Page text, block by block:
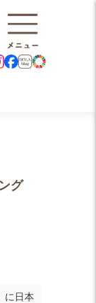
グ
に 日本